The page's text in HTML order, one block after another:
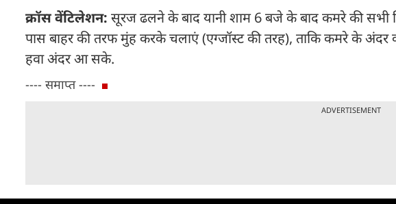
क्रॉस वेंटिलेशन: सूरज ढलने के बाद यानी शाम 6 बजे के बाद कमरे की
पास बाहर की तरफ मुंह करके चलाएं (एग्जॉस्ट की तरह), ताकि कमरे के
हवा अंदर आ सके.
---- समाप्त ----
ADVERTISEMENT